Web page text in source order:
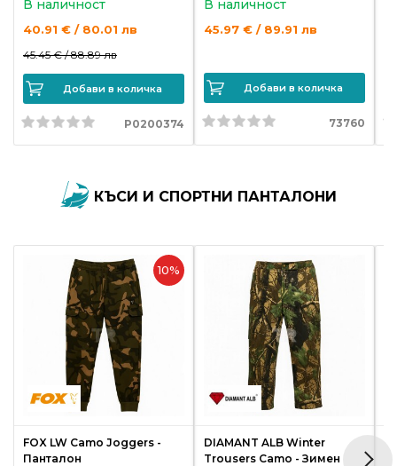
В наличност
40.91 € / 80.01 лв
45.45 € /88.89 лв
Добави в количка
P0200374
В наличност
45.97 € / 89.91 лв
Добави в количка
73760
КЪСИ И СПОРТНИ ПАНТАЛОНИ
10%
FOX LW Camo Joggers -
Панталон
DIAMANT ALB Winter
Trousers Camo - Зимен